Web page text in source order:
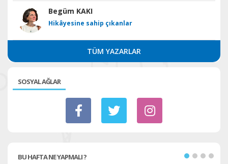
Begüm KAKI
Hikâyesine sahip çıkanlar
TÜM YAZARLAR
SOSYAL AĞLAR
BU HAFTA NE YAPMALI ?